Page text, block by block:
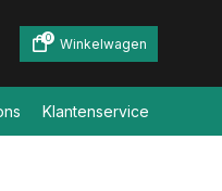
0 Winkelwagen
Klantenservice